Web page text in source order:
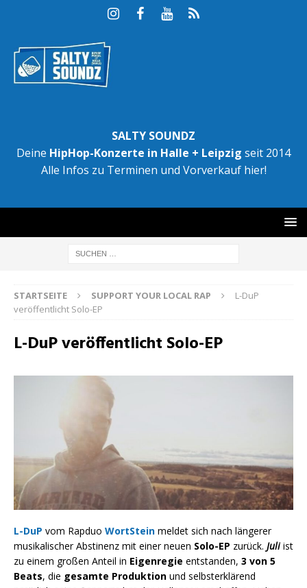
SALTY SOUNDZ
Deine HipHop-Konzerte in Halle + Leipzig seit 2014
Alle Infos zu Terminen und Vorverkauf hier!
STARTSEITE SUPPORT YOUR LOCAL RAP
L-DuP
veröffentlicht Solo-EP
L-DuP veröffentlicht Solo-EP
L-DuP vom Rapduo WortStein meldet sich nach längerer
musikalischer Abstinenz mit einer neuen Solo-EP zurück. Juliist
zu einem großen Anteil in Eigenregie entstanden, 3 von 5
Beats, die gesamte Produktion und selbsterklärend